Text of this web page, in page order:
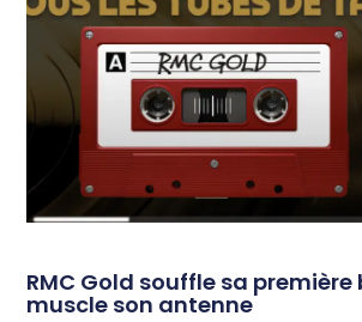
RMC Gold souffle sa
muscle son antenne